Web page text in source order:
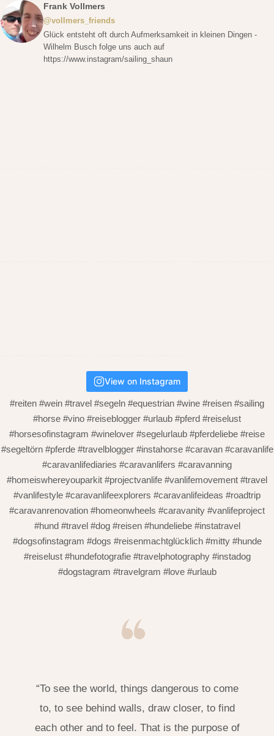
Frank Vollmers
@vollmers_friends
Glück entsteht oft durch Aufmerksamkeit in kleinen Dingen -
Wilhelm Busch folge uns auch auf
https://www.instagram/sailing_shaun
View on Instagram
#reiten #wein #travel #segeln #equestrian #wine #reisen #sailing
#horse #vino #reiseblogger #urlaub #pferd #reiselust
#horsesofinstagram #winelover #segelurlaub #pferdeliebe #reise
#segeltörn #pferde #travelblogger #instahorse #caravan #caravanlife
#caravanlifediaries #caravanlifers #caravanning
#homeiswhereyouparkit #projectvanlife #vanlifemovement #travel
#vanlifestyle #caravanlifeexplorers #caravanlifeideas #roadtrip
#caravanrenovation #homeonwheels #caravanity #vanlifeproject
#hund #travel #dog #reisen #hundeliebe #instatravel
#dogsofinstagram #dogs #reisenmachtglücklich #mitty #hunde
#reiselust #hundefotografie #travelphotography #instadog
#dogstagram #travelgram #love #urlaub
“To see the world, things dangerous to come
to, to see behind walls, draw closer, to find
each other and to feel. That is the purpose of